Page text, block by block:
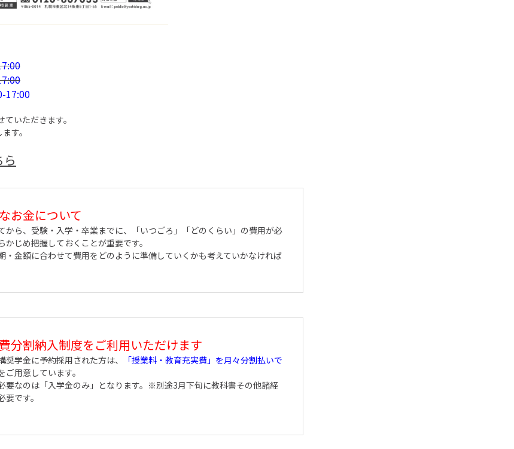
17:00
いただきます。
す。
ら
お金について
から、受験・入学・卒業までに、「いつごろ」「どのくらい」の費用が必
かじめ把握しておくことが重要です。
・金額に合わせて費用をどのように準備していくかも考えていかなければ
分割納入制度をご利用いただけます
奨学金に予約採用された方は、
「授業料・教育充実費」を月々分割払いで
ご用意しています。
要なのは「入学金のみ」となります。※別途3月下旬に教科書その他諸経
です。